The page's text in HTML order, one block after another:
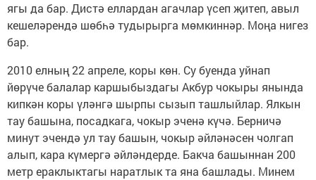
ягы да бар. Дистә еллардан агачлар үсеп җитеп, авыл
кешеләрендә шөбһә тудырырга мөмкиннәр. Моңа нигез
бар.
2010 елның 22 апреле, коры көн. Су буенда уйнап
йөрүче балалар каршыбыздагы Акбур чокыры янында
кипкән коры үләнгә шырпы сызып ташлыйлар. Ялкын
тау башына, посадкага, чокыр эченә күчә. Берничә
минут эчендә ул тау башын, чокыр әйләнәсен чолгап
алып, кара күмергә әйләндерде. Бакча башыннан 200
метр ераклыктагы наратлык та яна башлады. Минем